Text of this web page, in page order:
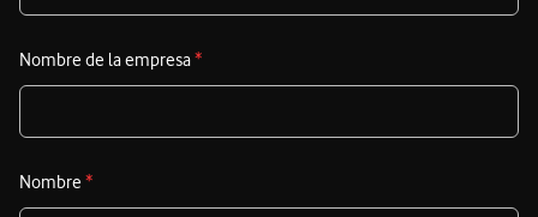
Nombre de la empresa*
Nombre *